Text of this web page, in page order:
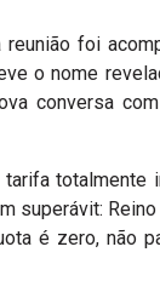
foi
o nome
conversa
totalmente
superávit:
é zero, não